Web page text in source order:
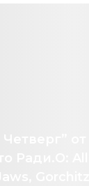
от
Ради.О: